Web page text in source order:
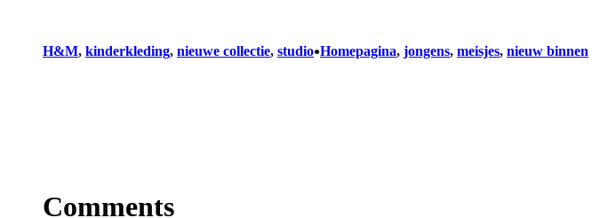
H&M, kinderkleding, nieuwe collectie, studio•Homepagina, jongens, meisjes, nieuw binnen
Comments